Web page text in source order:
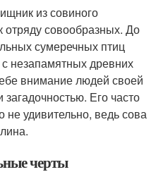
из совиного
совообразных. До
сумеречных птиц
незапамятных древних
внимание людей своей
Его часто
удивительно, ведь сова
черты